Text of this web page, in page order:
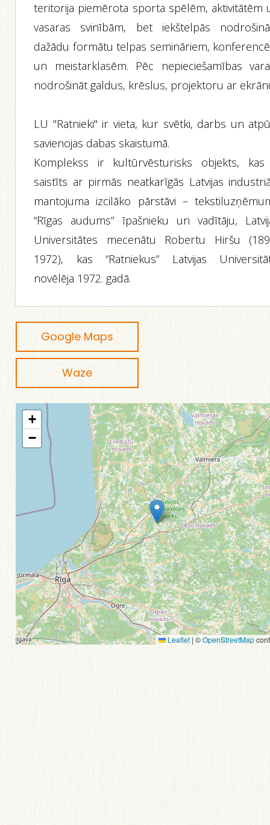
teritorija piemērota sporta spēlēm, aktivitātēm
vasaras svinībām, bet iekštelpās
dažādu formātu telpas semināriem,
un meistarklasēm. Pēc nepieciešamības
nodrošināt galdus, krēslus, projektoru ar
LU "Ratnieki" ir vieta, kur svētki, darbs un
savienojas dabas skaistumā.
Komplekss ir kultūrvēsturisks objekts,
saistīts ar pirmās neatkarīgās Latvijas
mantojuma izcilāko pārstāvi –
“Rīgas audums” īpašnieku un vadītāju,
Universitātes mecenātu Robertu Hiršu
1972), kas “Ratniekus” Latvijas
novēlēja 1972. gadā.
Google Maps
Waze
+
−
Leaflet | ©OpenStreetMap